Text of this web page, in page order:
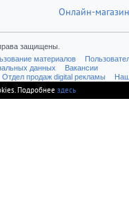
Онлайн-магазин
защищены.
материалов
данных
Вакансии
Отдел продаж digital рекламы
Подробнее здесь